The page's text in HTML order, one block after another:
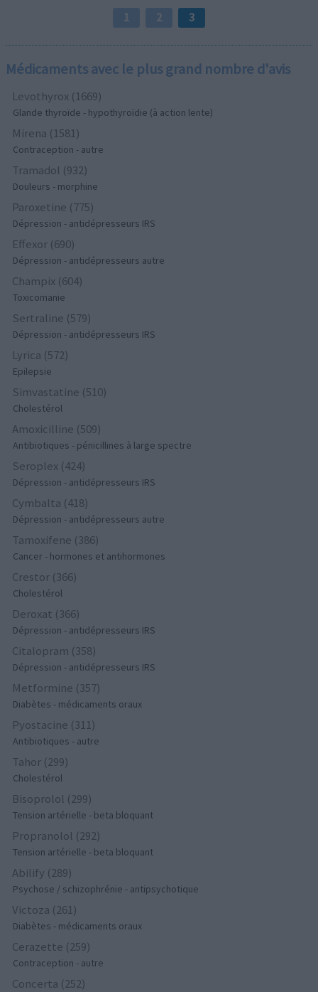
1 2 3
Médicaments avec le plus grand nombre d'avis
Levothyrox (1669)
Glande thyroïde - hypothyroïdie (à action lente)
Mirena (1581)
Contraception - autre
Tramadol (932)
Douleurs - morphine
Paroxetine (775)
Dépression - antidépresseurs IRS
Effexor (690)
Dépression - antidépresseurs autre
Champix (604)
Toxicomanie
Sertraline (579)
Dépression - antidépresseurs IRS
Lyrica (572)
Epilepsie
Simvastatine (510)
Cholestérol
Amoxicilline (509)
Antibiotiques - pénicillines à large spectre
Seroplex (424)
Dépression - antidépresseurs IRS
Cymbalta (418)
Dépression - antidépresseurs autre
Tamoxifene (386)
Cancer - hormones et antihormones
Crestor (366)
Cholestérol
Deroxat (366)
Dépression - antidépresseurs IRS
Citalopram (358)
Dépression - antidépresseurs IRS
Metformine (357)
Diabètes - médicaments oraux
Pyostacine (311)
Antibiotiques - autre
Tahor (299)
Cholestérol
Bisoprolol (299)
Tension artérielle - beta bloquant
Propranolol (292)
Tension artérielle - beta bloquant
Abilify (289)
Psychose / schizophrénie - antipsychotique
Victoza (261)
Diabètes - médicaments oraux
Cerazette (259)
Contraception - autre
Concerta (252)